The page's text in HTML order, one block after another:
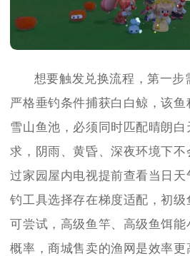
想要触发兑换流程，第一步
严格垂钓条件捕获白白鲸，该
雪山鱼池，必须同时匹配晴朗
求，阴雨、黄昏、深夜环境下不
过家园屋内电视提前查看当日
钓工具选择存在梯度适配，初级
可尝试，高级鱼竿、高级鱼饵
概率，商城售卖的渔网是效率